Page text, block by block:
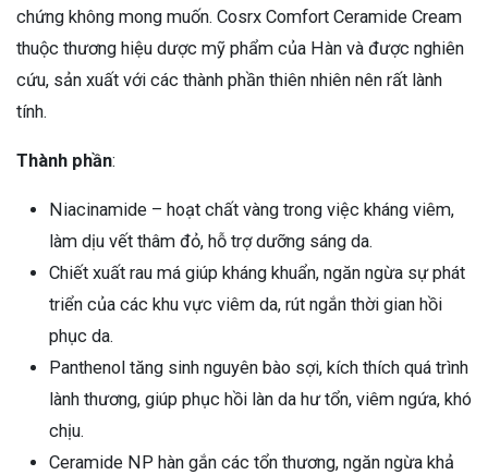
chứng không mong muốn. Cosrx Comfort Ceramide Cream
thuộc thương hiệu dược mỹ phẩm của Hàn và được nghiên
cứu, sản xuất với các thành phần thiên nhiên nên rất lành
tính.
Thành phần:
Niacinamide – hoạt chất vàng trong việc kháng viêm,
làm dịu vết thâm đỏ, hỗ trợ dưỡng sáng da.
Chiết xuất rau má giúp kháng khuẩn, ngăn ngừa sự phát
triển của các khu vực viêm da, rút ngắn thời gian hồi
phục da.
Panthenol tăng sinh nguyên bào sợi, kích thích quá trình
lành thương, giúp phục hồi làn da hư tổn, viêm ngứa, khó
chịu.
Ceramide NP hàn gắn các tổn thương, ngăn ngừa khả